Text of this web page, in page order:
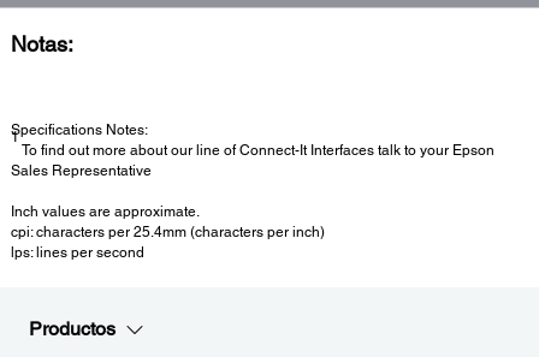
Notas:
Specifications Notes:
1
To find out more about our line of Connect-It Interfaces talk to your Epson
Sales Representative
Inch values are approximate.
cpi: characters per 25.4mm (characters per inch)
lps: lines per second
Productos